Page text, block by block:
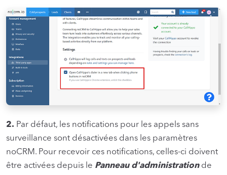
2. Par défaut, les notifications pour les appels sans
surveillance sont désactivées dans les paramètres
noCRM. Pour recevoir ces notifications, celles-ci doivent
être activées depuis le Panneau d'administrationde